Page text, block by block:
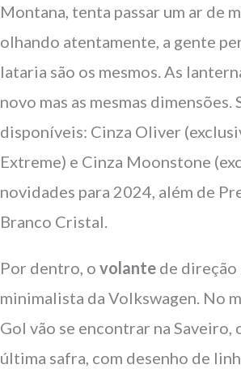
Montana, tenta passar um ar de
olhando atentamente, a gente
lataria são os mesmos. As
novo mas as mesmas dimensões.
disponíveis: Cinza Oliver
Extreme) e Cinza Moonstone
novidades para 2024, além de
Branco Cristal.
Por dentro, ovolante de direção
minimalista da Volkswagen. No
Gol vão se encontrar na Saveiro,
última safra, com desenho de